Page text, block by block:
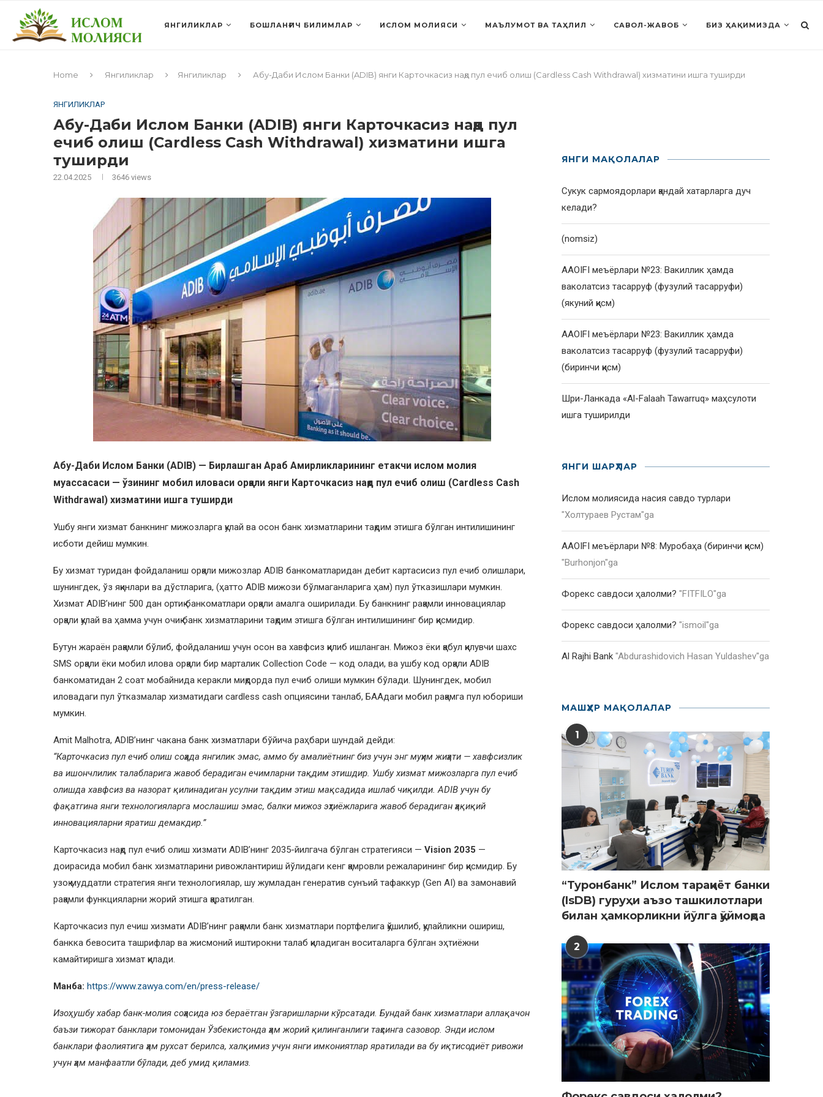
ЯНГИЛИКЛАР БОШЛАНҒИЧ БИЛИМЛАР ИСЛОМ МОЛИЯСИ МАЪЛУМОТ ВА ТАҲЛИЛ САВОЛ-ЖАВОБ БИЗ ҲАҚИМИЗДА
Home Янгиликлар Янгиликлар Абу-Даби Ислом Банки (ADIB) янги Карточкасиз нақд пул ечиб олиш (Cardless Cash Withdrawal) хизматини ишга туширди
ЯНГИЛИКЛАР
Абу-Даби Ислом Банки (ADIB) янги Карточкасиз нақд пул
ечиб олиш (Cardless Cash Withdrawal) хизматини ишга
туширди
22.04.2025 3646 views
Абу-Даби Ислом Банки (ADIB) — Бирлашган Араб Амирликларининг етакчи ислом молия
муассасаси — ўзининг мобил иловаси орқали янги Карточкасиз нақд пул ечиб олиш (Cardless Cash
Withdrawal) хизматини ишга туширди
Ушбу янги хизмат банкнинг мижозларга қулай ва осон банк хизматларини тақдим этишга бўлган интилишининг
исботи дейиш мумкин.
Бу хизмат туридан фойдаланиш орқали мижозлар ADIB банкоматларидан дебит картасисиз пул ечиб олишлари,
шунингдек, ўз яқинлари ва дўстларига, (ҳатто ADIB мижози бўлмаганларига ҳам) пул ўтказишлари мумкин.
Хизмат ADIB’нинг 500 дан ортиқ банкоматлари орқали амалга оширилади. Бу банкнинг рақамли инновациялар
орқали қулай ва ҳамма учун очиқ банк хизматларини тақдим этишга бўлган интилишининг бир қисмидир.
Бутун жараён рақамли бўлиб, фойдаланиш учун осон ва хавфсиз қилиб ишланган. Мижоз ёки қабул қилувчи шахс
SMS орқали ёки мобил илова орқали бир марталик Collection Code — код олади, ва ушбу код орқали ADIB
банкоматидан 2 соат мобайнида керакли миқдорда пул ечиб олиши мумкин бўлади. Шунингдек, мобил
иловадаги пул ўтказмалар хизматидаги cardless cash опциясини танлаб, БААдаги мобил рақамга пул юбориши
мумкин.
Amit Malhotra, ADIB’нинг чакана банк хизматлари бўйича раҳбари шундай дейди:
“Карточкасиз пул ечиб олиш соҳада янгилик эмас, аммо бу амалиётнинг биз учун энг муҳим жиҳати — хавфсизлик
ва ишончлилик талабларига жавоб берадиган ечимларни тақдим этишдир. Ушбу хизмат мижозларга пул ечиб
олишда хавфсиз ва назорат қилинадиган усулни тақдим этиш мақсадида ишлаб чиқилди. ADIB учун бу
фақатгина янги технологияларга мослашиш эмас, балки мижоз эҳтиёжларига жавоб берадиган ҳақиқий
инновацияларни яратиш демакдир.”
Карточкасиз нақд пул ечиб олиш хизмати ADIB’нинг 2035-йилгача бўлган стратегияси — Vision 2035 —
доирасида мобил банк хизматларини ривожлантириш йўлидаги кенг қамровли режаларининг бир қисмидир. Бу
узоқ муддатли стратегия янги технологиялар, шу жумладан генератив сунъий тафаккур (Gen AI) ва замонавий
рақамли функцияларни жорий этишга қаратилган.
Карточкасиз пул ечиш хизмати ADIB’нинг рақамли банк хизматлари портфелига қўшилиб, қулайликни ошириш,
банкка бевосита ташрифлар ва жисмоний иштирокни талаб қиладиган воситаларга бўлган эҳтиёжни
камайтиришга хизмат қилади.
Манба: https://www.zawya.com/en/press-release/
Изоҳ: ушбу хабар банк-молия соҳасида юз бераётган ўзгаришларни кўрсатади. Бундай банк хизматлари аллақачон
баъзи тижорат банклари томонидан Ўзбекистонда ҳам жорий қилинганлиги таҳсинга сазовор. Энди ислом
банклари фаолиятига ҳам рухсат берилса, халқимиз учун янги имкониятлар яратилади ва бу иқтисодиёт ривожи
учун ҳам манфаатли бўлади, деб умид қиламиз.
ЯНГИ МАҚОЛАЛАР
Сукук сармоядорлари қандай хатарларга дуч
келади?
(nomsiz)
AAOIFI меъёрлари №23: Вакиллик ҳамда
ваколатсиз тасарруф (фузулий тасарруфи)
(якуний қисм)
AAOIFI меъёрлари №23: Вакиллик ҳамда
ваколатсиз тасарруф (фузулий тасарруфи)
(биринчи қисм)
Шри-Ланкада «Al-Falaah Tawarruq» маҳсулоти
ишга туширилди
ЯНГИ ШАРҲЛАР
Ислом молиясида насия савдо турлари
"Холтураев Рустам"ga
AAOIFI меъёрлари №8: Муробаҳа (биринчи қисм)
"Burhonjon"ga
Форекс савдоси ҳалолми? "FITFILO"ga
Форекс савдоси ҳалолми? "ismoil"ga
Al Rajhi Bank "Abdurashidovich Hasan Yuldashev"ga
МАШҲУР МАҚОЛАЛАР
1
“Туронбанк” Ислом тараққиёт банки
(IsDB) гуруҳи аъзо ташкилотлари
билан ҳамкорликни йўлга қўймоқда
2